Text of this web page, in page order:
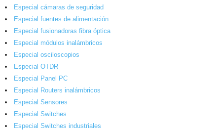
Especial cámaras de seguridad
Especial fuentes de alimentación
Especial fusionadoras fibra óptica
Especial módulos inalámbricos
Especial osciloscopios
Especial OTDR
Especial Panel PC
Especial Routers inalámbricos
Especial Sensores
Especial Switches
Especial Switches industriales